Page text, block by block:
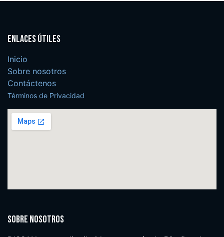
Enlaces útiles
Inicio
Sobre nosotros
Contáctenos
Términos de Privacidad
Sobre nosotros